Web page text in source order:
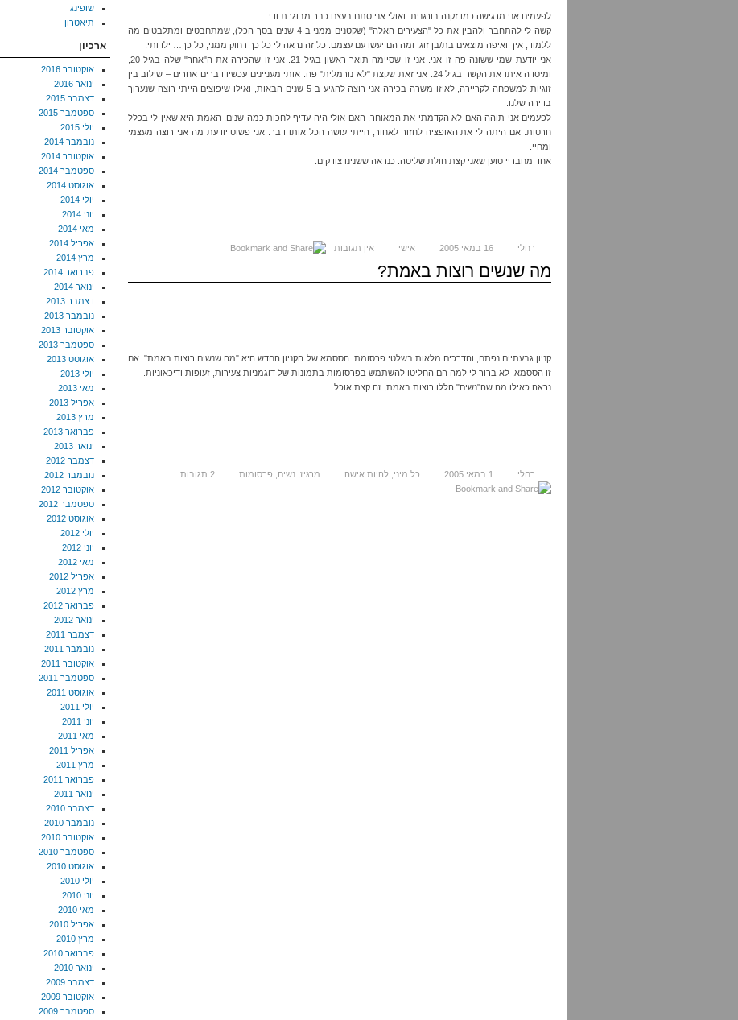
לפעמים אני מרגישה כמו זקנה בורגנית. ואולי אני סתם בעצם כבר מבוגרת ודי.
קשה לי להתחבר ולהבין את כל "הצעירים האלה" (שקטנים ממני ב-4 שנים בסך הכל), שמתחבטים ומתלבטים מה
ללמוד, איך ואיפה מוצאים בת/בן זוג, ומה הם יעשו עם עצמם. כל זה נראה לי כל כך רחוק ממני, כל כך… ילדותי.
ומיסדה איתו את הקשר בגיל 24. אני זאת שקצת "לא נורמלית" פה. אותי מעניינים עכשיו דברים אחרים – שילוב בין
זוגיות למשפחה לקריירה, לאיזו משרה בכירה אני רוצה להגיע ב-5 שנים הבאות, ואילו שיפוצים הייתי רוצה שנערוך
בדירה שלנו.
לפעמים אני תוהה האם לא הקדמתי את המאוחר. האם אולי היה עדיף לחכות כמה שנים. האמת היא שאין לי בכלל
חרטות. אם היתה לי את האופציה לחזור לאחור, הייתי עושה הכל אותו דבר. אני פשוט יודעת מה אני רוצה מעצמי
ומחיי.
אחד מחבריי טוען שאני קצת חולת שליטה. כנראה ששנינו צודקים.
רחלי 16 במאי 2005 אישי אין תגובות
מה שנשים רוצות באמת?
קניון גבעתיים נפתח, והדרכים מלאות בשלטי פרסומת. הססמא של הקניון החדש היא "מה שנשים רוצות באמת". אם
זו הססמא, לא ברור לי למה הם החליטו להשתמש בפרסומות בתמונות של דוגמניות צעירות, זעופות ודיכאוניות.
נראה כאילו מה שה"נשים" הללו רוצות באמת, זה קצת אוכל.
רחלי 1 במאי 2005 כל מיני להיות אישה מרגיז נשים פרסומות 2 תגובות
שופינג
תיאטרון
ארכיון
אוקטובר 2016
ינואר 2016
דצמבר 2015
ספטמבר 2015
יולי 2015
נובמבר 2014
אוקטובר 2014
ספטמבר 2014
אוגוסט 2014
יולי 2014
יוני 2014
מאי 2014
אפריל 2014
מרץ 2014
פברואר 2014
ינואר 2014
דצמבר 2013
נובמבר 2013
אוקטובר 2013
ספטמבר 2013
אוגוסט 2013
יולי 2013
מאי 2013
אפריל 2013
מרץ 2013
פברואר 2013
ינואר 2013
דצמבר 2012
נובמבר 2012
אוקטובר 2012
ספטמבר 2012
אוגוסט 2012
יולי 2012
יוני 2012
מאי 2012
אפריל 2012
מרץ 2012
פברואר 2012
ינואר 2012
דצמבר 2011
נובמבר 2011
אוקטובר 2011
ספטמבר 2011
אוגוסט 2011
יולי 2011
יוני 2011
מאי 2011
אפריל 2011
מרץ 2011
פברואר 2011
ינואר 2011
דצמבר 2010
נובמבר 2010
אוקטובר 2010
ספטמבר 2010
אוגוסט 2010
יולי 2010
יוני 2010
מאי 2010
אפריל 2010
מרץ 2010
פברואר 2010
ינואר 2010
דצמבר 2009
אוקטובר 2009
ספטמבר 2009